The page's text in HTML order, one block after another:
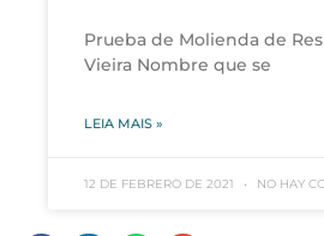
Prueba de Molienda de
Vieira Nombre que se
LEIA MAIS »
12 DE FEBRERO DE 2021 NO HAY